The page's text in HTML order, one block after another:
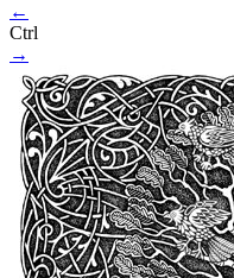
←
Ctrl
→